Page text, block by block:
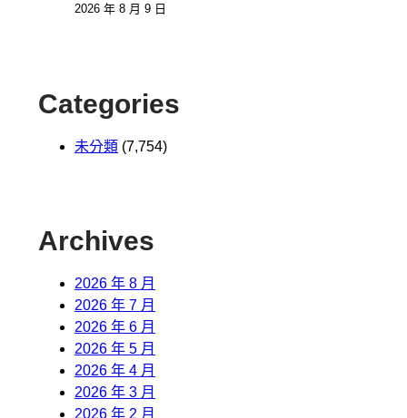
2026 年 8 月 9 日
Categories
未分類 (7,754)
Archives
2026 年 8 月
2026 年 7 月
2026 年 6 月
2026 年 5 月
2026 年 4 月
2026 年 3 月
2026 年 2 月